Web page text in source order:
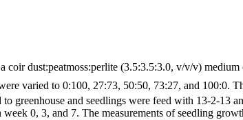
coir dust:peatmoss:perlite (3.5:3.5:3.0, v/v/v)
varied to 0:100, 27:73, 50:50, 73:27, and 100:0.
greenhouse and seedlings were feed with 13-2-13
0, 3, and 7. The measurements of seedling